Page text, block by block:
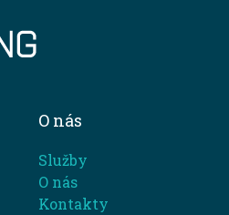
O nás
Služby
O nás
Kontakty